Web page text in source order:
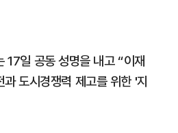
17일 공동 성명을 내고 “이재
도시경쟁력 제고를 위한 '지